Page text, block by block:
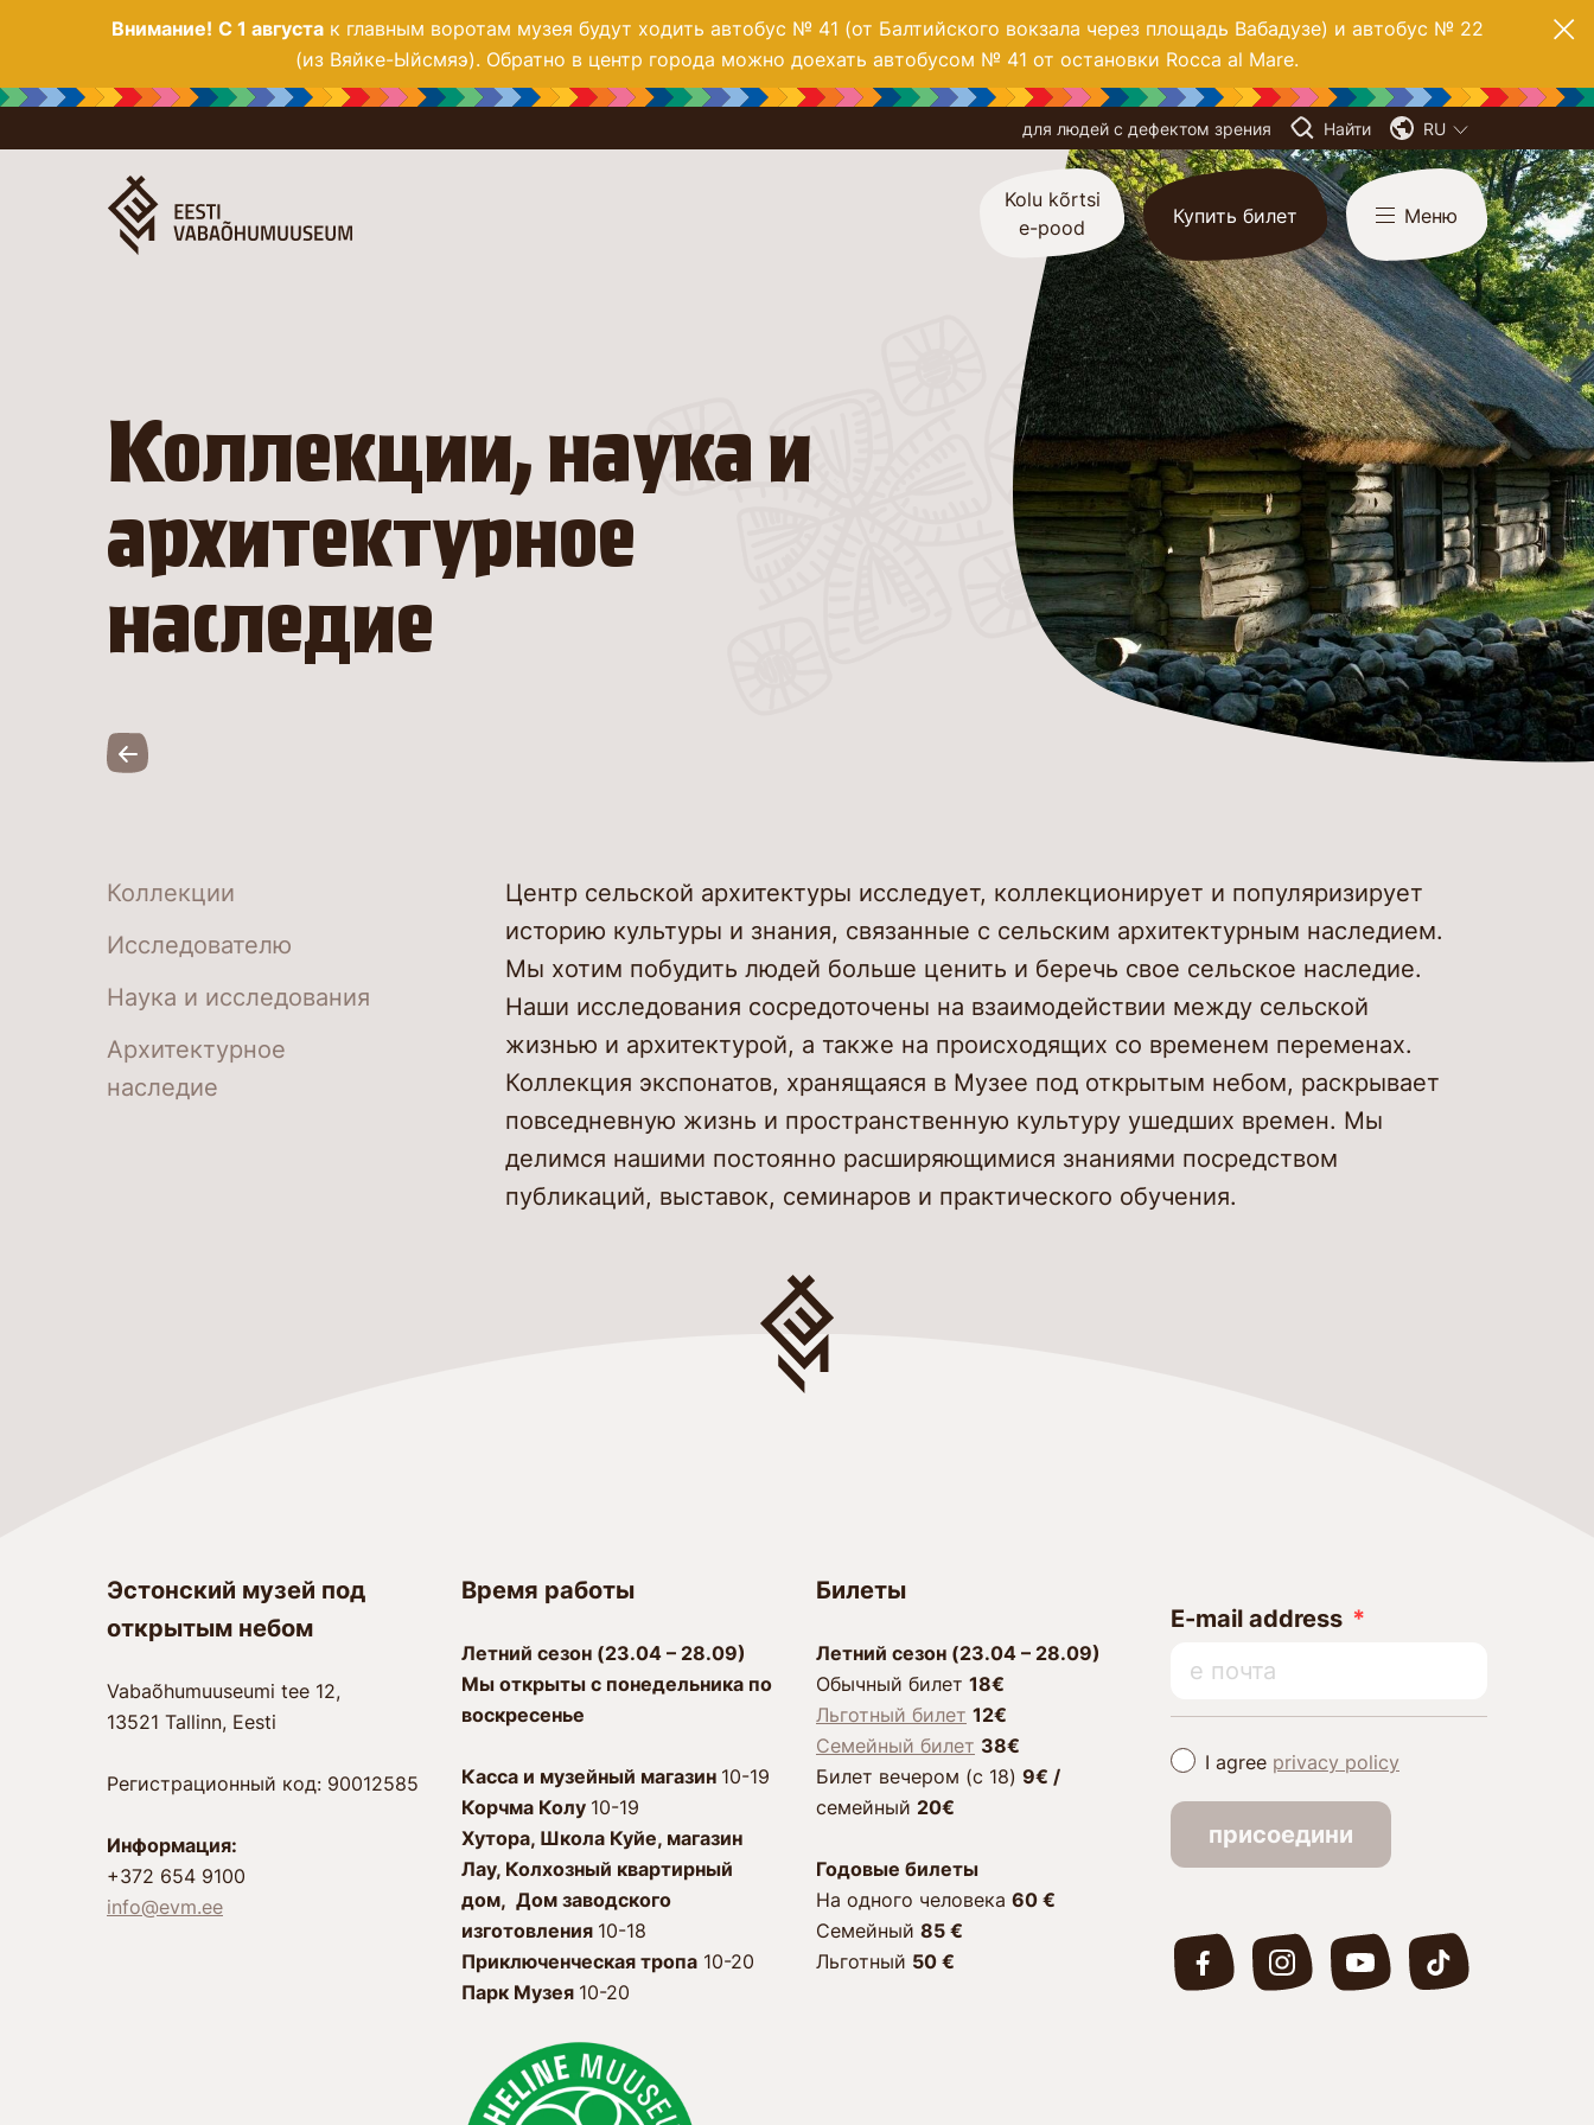
Внимание! С 1 августак главным воротам музея будут ходить автобус № 41 (от Балтийского вокзала через площадь Вабадузе) и автобус № 22
(из Вяйке-Ыйсмяэ). Обратно в центр города можно доехать автобусом № 41 от остановки Rocca al Mare.
для людей с дефектом зрения Найти RU
Kolu kõrtsi
e-pood
Купить билет Меню
Коллекции, наука и
архитектурное
наследие
Коллекции
Исследователю
Наука и исследования
Архитектурное
наследие
Центр сельской архитектуры исследует, коллекционирует и популяризирует
историю культуры и знания, связанные с сельским архитектурным наследием.
Мы хотим побудить людей больше ценить и беречь свое сельское наследие.
Наши исследования сосредоточены на взаимодействии между сельской
жизнью и архитектурой, а также на происходящих со временем переменах.
Коллекция экспонатов, хранящаяся в Музее под открытым небом, раскрывает
повседневную жизнь и пространственную культуру ушедших времен. Мы
делимся нашими постоянно расширяющимися знаниями посредством
публикаций, выставок, семинаров и практического обучения.
Эстонский музей под
открытым небом
Vabaõhumuuseumi tee 12,
13521 Tallinn, Eesti
Регистрационный код: 90012585
Информация:
+372 654 9100
info@evm.ee
Время работы
Лeтний сезон (23.04 – 28.09)
Мы открыты с пoнeдeльника по
воскресенье
Касса и музейный магазин 10-19
Корчма Колу 10-19
Xутора, Школа Куйе, магазин
Лау, Колхозный квартирный
дом, Дом заводского
изготовления 10-18
Приключенческая тропа 10-20
Парк Музея 10-20
Билеты
Лeтний сезон (23.04 – 28.09)
Обычный билет 18€
Льготный билет 12€
Семейный билет 38€
Билет вечером (c 18) 9€ /
cемейный 20€
Годовые билеты
Hа одного человека 60 €
Семейный 85 €
Льготный 50 €
E-mail address
I agree privacy policy
присоедини